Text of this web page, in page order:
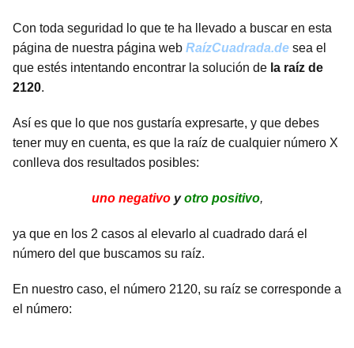
Con toda seguridad lo que te ha llevado a buscar en esta
página de nuestra página web RaízCuadrada.de sea el
que estés intentando encontrar la solución de la raíz de
2120.
Así es que lo que nos gustaría expresarte, y que debes
tener muy en cuenta, es que la raíz de cualquier número X
conlleva dos resultados posibles:
uno negativoyotro positivo,
ya que en los 2 casos al elevarlo al cuadrado dará el
número del que buscamos su raíz.
En nuestro caso, el número 2120, su raíz se corresponde a
el número: